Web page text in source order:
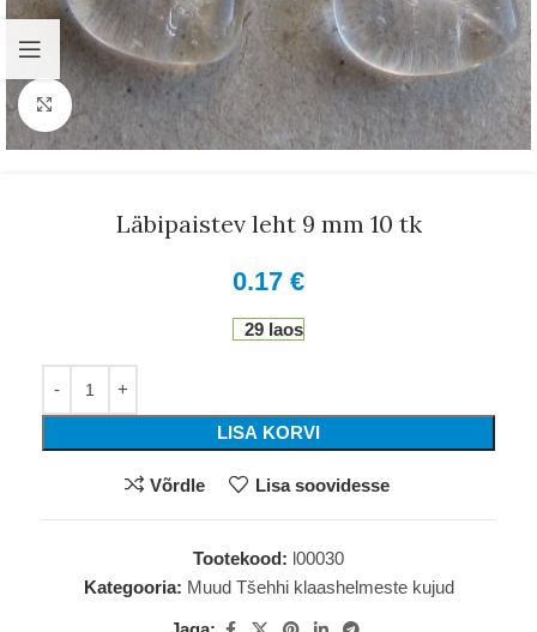
Suurenda
Läbipaistev leht 9 mm 10 tk
0.17 €
29 laos
LISA KORVI
Võrdle Lisa soovidesse
Tootekood: l00030
Kategooria: Muud Tšehhi klaashelmeste kujud